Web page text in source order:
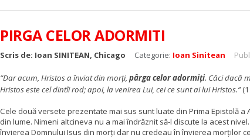
PIRGA CELOR ADORMITI
Scris de: Ioan SINITEAN, Chicago Categorie: Ioan Sinitean
“Dar acum, Hristos a înviat din morţi, pârga celor adormiţi. Căci dacă
Hristos este cel dintîi rod; apoi, la venirea Lui, cei ce sunt ai lui Hristos.”(1
Cele două versete prezentate mai sus sunt luate din Prima Epistolă
din lume. Nimeni altcineva nu a mai îndrăznit să-l discute la acest
învierea Domnului Isus din morţi dar nu credeau în învierea morţilor